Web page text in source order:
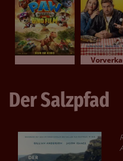
Der Salzpfad